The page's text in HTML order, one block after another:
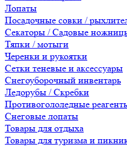
Лопаты
Посадочные совки /
Секаторы / Садовые
Тяпки / мотыги
Черенки и рукоятки
Сетки теневые и аксессуары
Снегоуборочный инвентарь
Ледорубы / Скребки
Противогололедные
Снеговые лопаты
Товары для отдыха
Товары для туризма и